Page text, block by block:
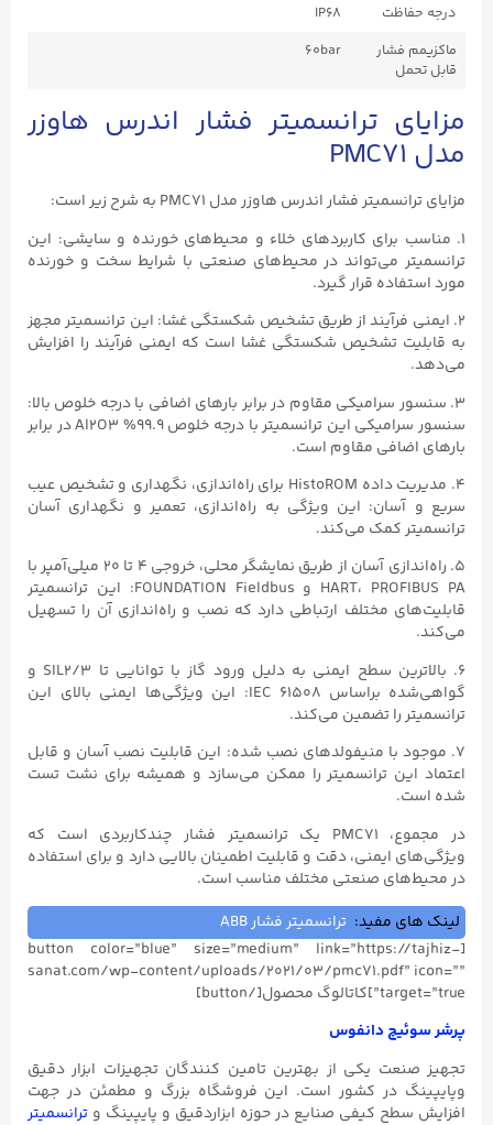
درجه حفاظت
IP68
ماکزیمم فشار
قابل تحمل
60bar
مزایای ترانسمیتر فشار اندرس هاوزر
مدل PMC71
مزایای ترانسمیتر فشار اندرس هاوزر مدل PMC71 به شرح زیر است:
۱. مناسب برای کاربردهای خلاء و محیط‌های خورنده و سایشی: این
ترانسمیتر می‌تواند در محیط‌های صنعتی با شرایط سخت و خورنده
مورد استفاده قرار گیرد.
۲. ایمنی فرآیند از طریق تشخیص شکستگی غشا: این ترانسمیتر مجهز
به قابلیت تشخیص شکستگی غشا است که ایمنی فرآیند را افزایش
می‌دهد.
۳. سنسور سرامیکی مقاوم در برابر بارهای اضافی با درجه خلوص بالا:
سنسور سرامیکی این ترانسمیتر با درجه خلوص ۹۹.۹% Al2O3 در برابر
بارهای اضافی مقاوم است.
۴. مدیریت داده HistoROM برای راه‌اندازی، نگهداری و تشخیص عیب
سریع و آسان: این ویژگی به راه‌اندازی، تعمیر و نگهداری آسان
ترانسمیتر کمک می‌کند.
۵. راه‌اندازی آسان از طریق نمایشگر محلی، خروجی ۴ تا ۲۰ میلی‌آمپر با
HART، PROFIBUS PA و FOUNDATION Fieldbus: این ترانسمیتر
قابلیت‌های مختلف ارتباطی دارد که نصب و راه‌اندازی آن را تسهیل
می‌کند.
۶. بالاترین سطح ایمنی به دلیل ورود گاز با توانایی تا SIL2/۳ و
گواهی‌شده براساس IEC ۶۱۵۰۸: این ویژگی‌ها ایمنی بالای این
ترانسمیتر را تضمین می‌کند.
۷. موجود با منیفولدهای نصب شده: این قابلیت نصب آسان و قابل
اعتماد این ترانسمیتر را ممکن می‌سازد و همیشه برای نشت تست
شده است.
در مجموع، PMC71 یک ترانسمیتر فشار چندکاربردی است که
ویژگی‌های ایمنی، دقت و قابلیت اطمینان بالایی دارد و برای استفاده
در محیط‌های صنعتی مختلف مناسب است.
لینک های مفید: ترانسمیتر فشار ABB
[button color=”blue” size=”medium” link=”https://tajhiz-
sanat.com/wp-content/uploads/۲۰۲۱/۰۳/pmc71.pdf” icon=””
target=”true”]کاتالوگ محصول[/button]
پرشر سوئیچ دانفوس
تجهیز صنعت یکی از بهترین تامین کنندگان تجهیزات ابزار دقیق
وپایپینگ در کشور است. این فروشگاه بزرگ و مطمئن در جهت
افزایش سطح کیفی صنایع در حوزه ابزاردقیق و پایپینگ و ترانسمیتر